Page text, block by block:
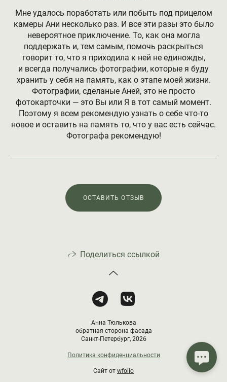
Мне удалось поработать или побыть под прицелом
камеры Ани несколько раз. И все эти разы это было
невероятное приключение. То, как она могла
поддержать и, тем самым, помочь раскрыться
говорит то, что я приходила к ней не единожды,
и всегда получались фотографии, которые я буду
хранить у себя на память, как о этапе моей жизни.
Фотографии, сделаные Аней, это не просто
фотокарточки — это Вы или Я в тот самый момент.
Поэтому я всем рекомендую узнать о себе что-то
новое и оставить на память то, что у вас есть сейчас.
Фотографа рекомендую!
ОСТАВИТЬ ОТЗЫВ
Поделиться ссылкой
Анна Тюлькова
обратная сторона фасада
Санкт-Петербург, 2026
Политика конфиденциальности
Сайт от wfolio